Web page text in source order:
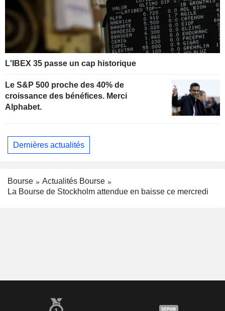
L'IBEX 35 passe un cap historique
Le S&P 500 proche des 40% de
croissance des bénéfices. Merci
Alphabet.
Dernières actualités
Bourse
Actualités Bourse
La Bourse de Stockholm attendue en baisse ce mercredi